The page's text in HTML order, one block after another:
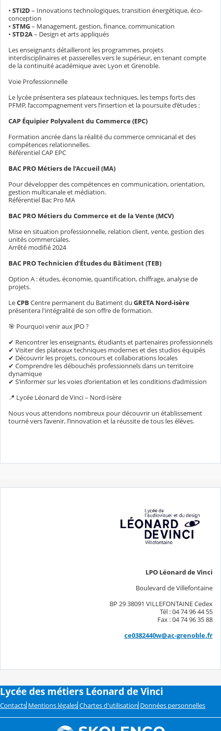
• STI2D – Innovations technologiques, transition énergétique, éco-
conception
• STMG– Management, gestion, finance, communication
• STD2A– Design et arts appliqués
Les enseignants détailleront les programmes, projets
interdisciplinaires et passerelles vers le supérieur, en tenant compte
de la continuité académique avec Lyon et Grenoble.
Voie Professionnelle
Le lycée présentera ses plateaux techniques, les temps forts des
PFMP, l’accompagnement vers l’insertion et la poursuite d’études :
CAP Équipier Polyvalent du Commerce (EPC)
Formation ancrée dans la réalité du commerce omnicanal et des
compétences relationnelles.
Référentiel CAP EPC
BAC PRO Métiers de l’Accueil (MA)
Pour développer des compétences en communication, orientation,
gestion multicanale et médiation.
Référentiel Bac Pro MA
BAC PRO Métiers du Commerce et de la Vente (MCV)
Mise en situation professionnelle, relation client, vente, gestion des
unités commerciales.
Arrêté modifié 2024
BAC PRO Technicien d’Études du Bâtiment (TEB)
Option A : études, économie, quantification, chiffrage, analyse de
projets.
LeCPB Centre permanent du Batiment du GRETA Nord-isère
présentera l'intégralité de son offre de formation.
🎯 Pourquoi venir aux JPO ?
✔ Rencontrer les enseignants, étudiants et partenaires professionnels
✔ Visiter des plateaux techniques modernes et des studios équipés
✔ Découvrir les projets, concours et collaborations locales
✔ Comprendre les débouchés professionnels dans un territoire
dynamique
✔ S’informer sur les voies d’orientation et les conditions d’admission
📍 Lycée Léonard de Vinci – Nord-Isère
Nous vous attendons nombreux pour découvrir un établissement
tourné vers l’avenir, l’innovation et la réussite de tous les élèves.
LPO Léonard de Vinci
Boulevard de Villefontaine
BP 29 38091 VILLEFONTAINE Cedex
Tél : 04 74 96 44 55
Fax : 04 74 96 35 88
ce0382440w@ac-grenoble.fr
Lycée des métiers Léonard de Vinci
Contacts Mentions légales Chartes d'utilisation Données personnelles